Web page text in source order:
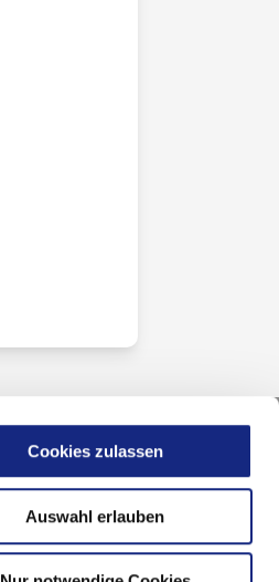
Cookies zulassen
Auswahl erlauben